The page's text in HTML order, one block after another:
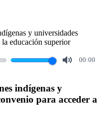
00:00
indígenas y
para acceder a